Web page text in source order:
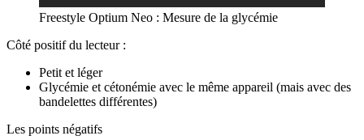
Freestyle Optium Neo : Mesure de la glycémie
Côté positif du lecteur :
Petit et léger
Glycémie et cétonémie avec le même appareil (mais avec des
bandelettes différentes)
Les points négatifs